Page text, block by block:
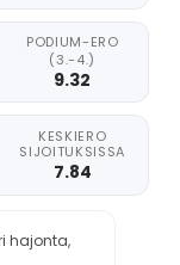
PODIUM-ERO
(3.-4.)
9.32
KESKIERO
SIJOITUKSISSA
7.84
hajonta,